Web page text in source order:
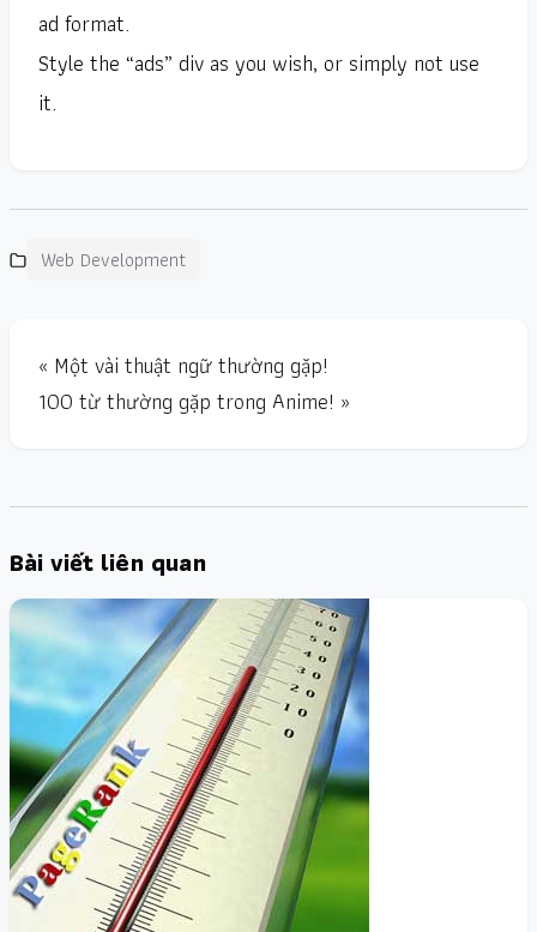
ad format.
Style the “ads” div as you wish, or simply not use
it.
Web Development
« Một vài thuật ngữ thường gặp!
100 từ thường gặp trong Anime! »
Bài viết liên quan